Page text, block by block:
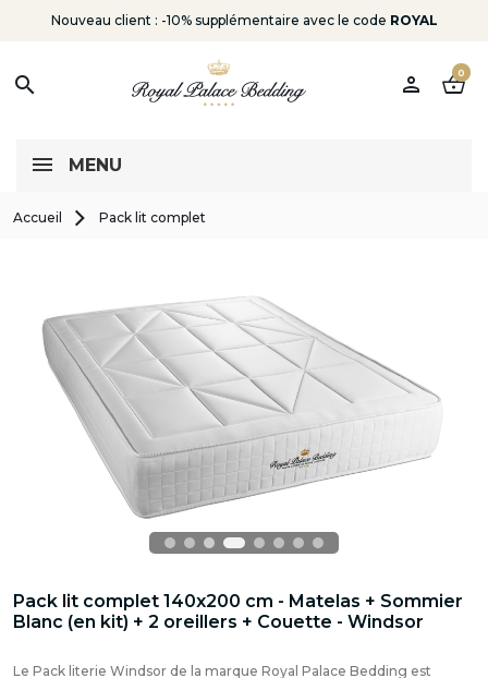
Nouveau client : -10% supplémentaire avec le code ROYAL
search person shopping_basket
0
MENU
Accueil Pack lit complet
Pack lit complet 140x200 cm - Matelas + Sommier
Blanc (en kit) + 2 oreillers + Couette - Windsor
Le Pack literie Windsor de la marque Royal Palace Bedding est